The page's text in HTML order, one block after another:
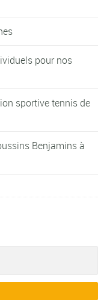
pour nos
sportive tennis de
Benjamins à